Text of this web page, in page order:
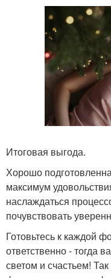
Итоговая выгода.
Хорошо
максимум
наслаждаться
почувствовать
Готовьтесь к каждой
ответственно - тогда
светом и счастьем!